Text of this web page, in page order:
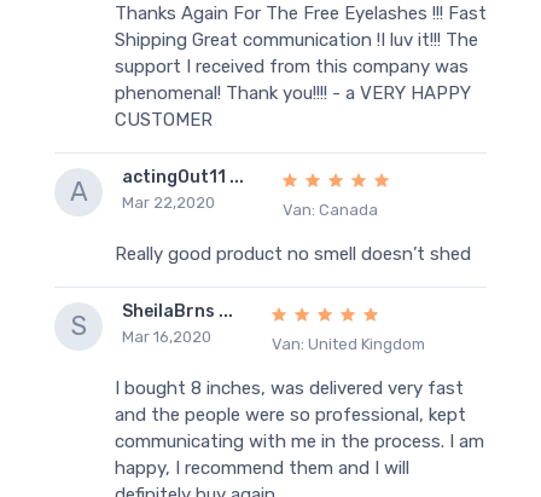
Thanks Again For The Free Eyelashes !!! Fast
Shipping Great communication !I luv it!!! The
support I received from this company was
phenomenal! Thank you!!!! - a VERY HAPPY
CUSTOMER
A actingOut11 ...
Mar 22,2020 Van: Canada
Really good product no smell doesn’t shed
S SheilaBrns ...
Mar 16,2020 Van: United Kingdom
I bought 8 inches, was delivered very fast
and the people were so professional, kept
communicating with me in the process. I am
happy, I recommend them and I will